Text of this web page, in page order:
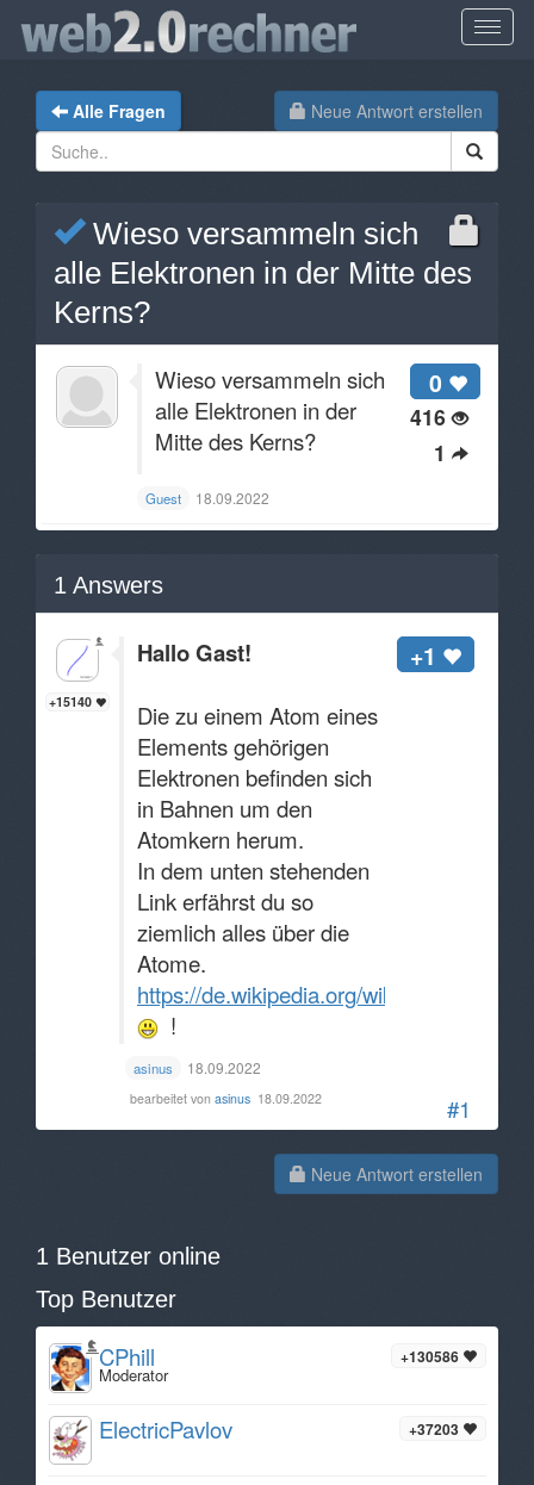
Neue Antwort erstellen
Alle Fragen
Wieso versammeln sich
alle Elektronen in der Mitte des
Kerns?
0
416
1
Wieso versammeln sich
alle Elektronen in der
Mitte des Kerns?
Guest 18.09.2022
1 Answers
#1
+15140
+1
Hallo Gast!
Die zu einem Atom eines
Elements gehörigen
Elektronen befinden sich
in Bahnen um den
Atomkern herum.
In dem unten stehenden
Link erfährst du so
ziemlich alles über die
Atome.
https://de.wikipedia.org/wiki/Atom
!
asinus 18.09.2022
bearbeitet von asinus 18.09.2022
Neue Antwort erstellen
1 Benutzer online
Top Benutzer
+130586
CPhill
Moderator
+37203
ElectricPavlov